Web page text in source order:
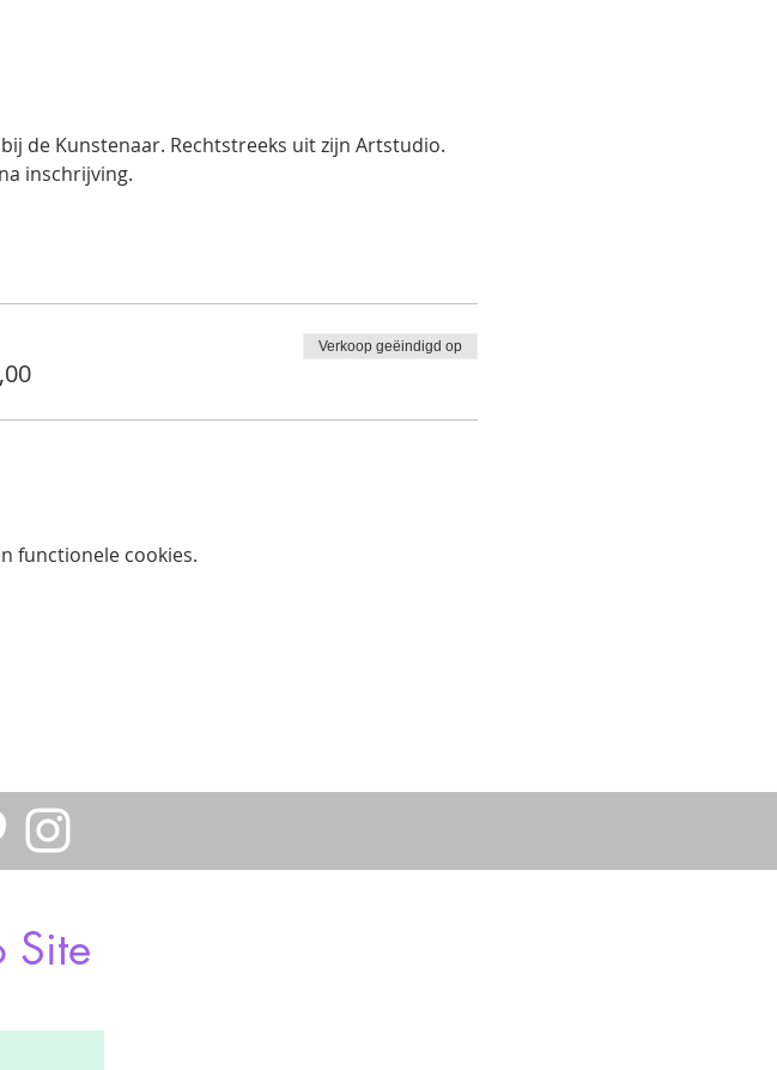
de Kunstenaar. Rechtstreeks uit zijn Artstudio.
inschrijving.
Verkoop geëindigd op
functionele cookies.
Site